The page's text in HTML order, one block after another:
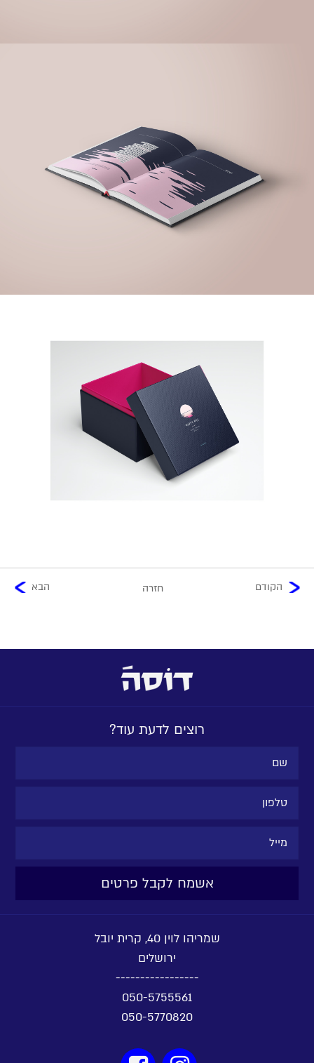
הקודם חזרה הבא
רוצים לדעת עוד?
שמריהו לוין 40, קרית יובל
ירושלים
-----------------
050-5755561
050-5770820